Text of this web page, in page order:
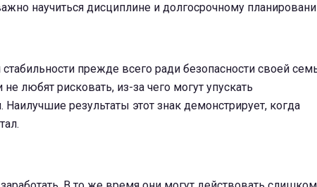
научиться дисциплине и долгосрочному
прежде всего ради безопасности своей
любят рисковать, из-за чего могут упускать
результаты этот знак демонстрирует, когда